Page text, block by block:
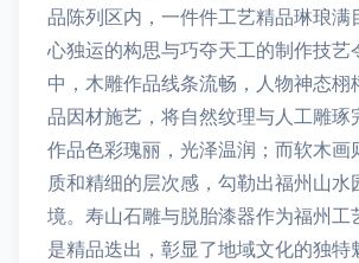
品陈列区内，一件件工艺精品琳琅满
心独运的构思与巧夺天工的制作技艺
中，木雕作品线条流畅，人物神态栩
品因材施艺，将自然纹理与人工雕琢
作品色彩瑰丽，光泽温润；而软木画
质和精细的层次感，勾勒出福州山水
境。寿山石雕与脱胎漆器作为福州工
是精品迭出，彰显了地域文化的独特